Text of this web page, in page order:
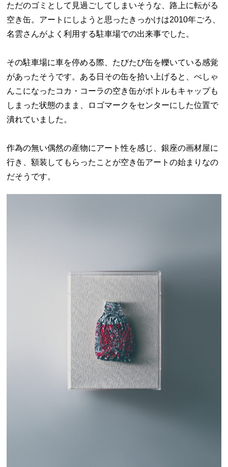
ただのゴミとして見過ごしてしまいそうな、路上に転がる
空き缶。アートにしようと思ったきっかけは2010年ごろ、
名雲さんがよく利用する駐車場での出来事でした。
その駐車場に車を停める際、たびたび缶を轢いている感覚
があったそうです。ある日その缶を拾い上げると、ぺしゃ
んこになったコカ・コーラの空き缶がボトルもキャップも
しまった状態のまま、ロゴマークをセンターにした位置で
潰れていました。
作為の無い偶然の産物にアート性を感じ、銀座の画材屋に
行き、額装してもらったことが空き缶アートの始まりなの
だそうです。